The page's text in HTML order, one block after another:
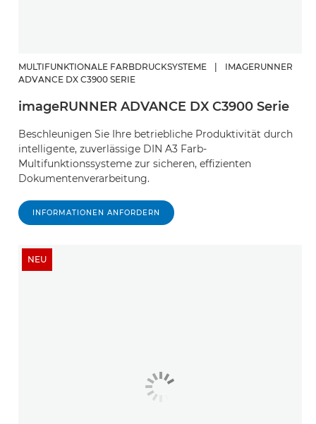
MULTIFUNKTIONALE FARBDRUCKSYSTEME
IMAGERUNNER
ADVANCE DX C3900 SERIE
imageRUNNER ADVANCE DX C3900 Serie
Beschleunigen Sie Ihre betriebliche Produktivität durch
intelligente, zuverlässige DIN A3 Farb-
Multifunktionssysteme zur sicheren, effizienten
Dokumentenverarbeitung.
INFORMATIONEN ANFORDERN
NEU